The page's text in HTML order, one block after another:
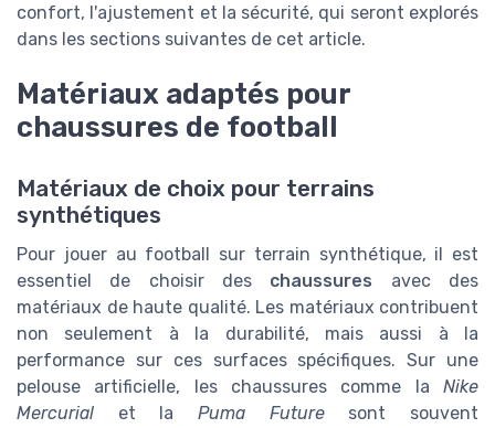
confort, l'ajustement et la sécurité, qui seront explorés
dans les sections suivantes de cet article.
Matériaux adaptés pour
chaussures de football
Matériaux de choix pour terrains
synthétiques
Pour jouer au football sur terrain synthétique, il est
essentiel de choisir des chaussures avec des
matériaux de haute qualité. Les matériaux contribuent
non seulement à la durabilité, mais aussi à la
performance sur ces surfaces spécifiques. Sur une
pelouse artificielle, les chaussures comme la Nike
Mercurial et la Puma Futuresont souvent